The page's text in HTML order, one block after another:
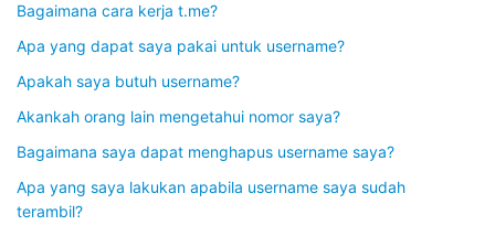
Bagaimana cara kerja t.me?
Apa yang dapat saya pakai untuk username?
Apakah saya butuh username?
Akankah orang lain mengetahui nomor saya?
Bagaimana saya dapat menghapus username saya?
Apa yang saya lakukan apabila username saya sudah
terambil?